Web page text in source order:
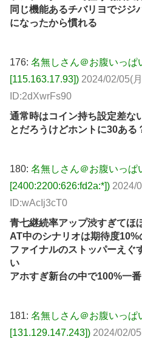
同じ機能あるチバリヨでジジ
になったから慣れる
176: 名無しさん＠お腹いっぱ
[115.163.17.93]) 2024/02/05(
ID:2dXwrFs90
通常時はコイン持ち設定差な
とだろうけどホントに30ある
180: 名無しさん＠お腹いっぱ
[2400:2200:626:fd2a:*]) 2024/
ID:wAcIj3cT0
青七継続率アップ渋すぎてほ
AT中のシナリオは期待度
ファイナルのストッパーえぐ
い
アホすぎ新台の中で100%一番
181: 名無しさん＠お腹いっぱ
[131.129.147.243]) 2024/02/